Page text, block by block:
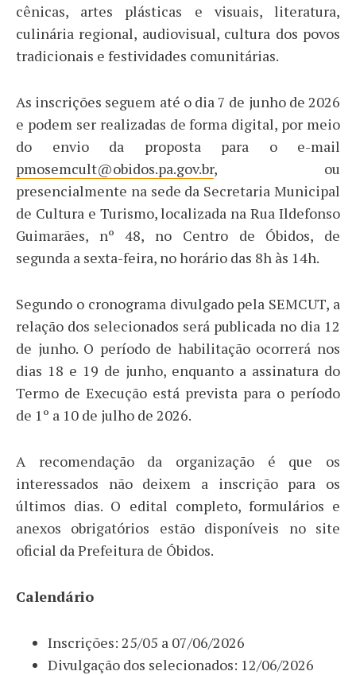
cênicas, artes plásticas e visuais, literatura,
culinária regional, audiovisual, cultura dos povos
tradicionais e festividades comunitárias.
As inscrições seguem até o dia 7 de junho de 2026
e podem ser realizadas de forma digital, por meio
do envio da proposta para o e-mail
pmosemcult@obidos.pa.gov.br, ou
presencialmente na sede da Secretaria Municipal
de Cultura e Turismo, localizada na Rua Ildefonso
Guimarães, nº 48, no Centro de Óbidos, de
segunda a sexta-feira, no horário das 8h às 14h.
Segundo o cronograma divulgado pela SEMCUT, a
relação dos selecionados será publicada no dia 12
de junho. O período de habilitação ocorrerá nos
dias 18 e 19 de junho, enquanto a assinatura do
Termo de Execução está prevista para o período
de 1º a 10 de julho de 2026.
A recomendação da organização é que os
interessados não deixem a inscrição para os
últimos dias. O edital completo, formulários e
anexos obrigatórios estão disponíveis no site
oficial da Prefeitura de Óbidos.
Calendário
Inscrições: 25/05 a 07/06/2026
Divulgação dos selecionados: 12/06/2026